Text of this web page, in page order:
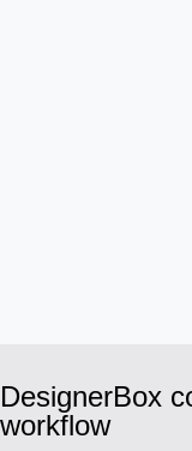
DesignerBox
workflow